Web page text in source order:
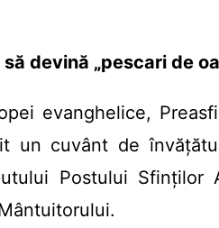
devină „pescari de
evanghelice,
un cuvânt de
Postului Sfinților